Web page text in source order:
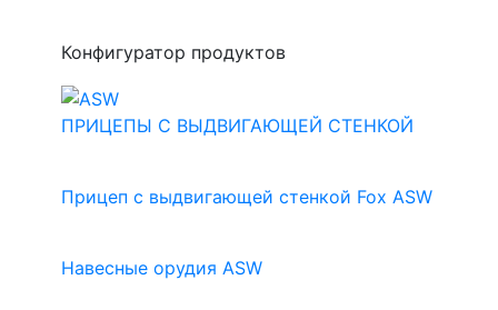
Конфигуратор продуктов
ПРИЦЕПЫ С ВЫДВИГАЮЩЕЙ СТЕНКОЙ
Прицеп с выдвигающей стенкой Fox ASW
Навесные орудия ASW